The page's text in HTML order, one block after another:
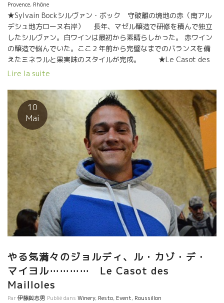
Provence, Rhône
★Sylvain Bockシルヴァン・ボック 守破離の境地の赤（南アル
デシュ地方ローヌ右岸） 長年、マゼル醸造で研修を積んで独立
したシルヴァン。白ワインは最初から素晴らしかった。 赤ワイン
の醸造で悩んでいた。ここ２年前から完璧なまでのバランスを備
えたミネラルと果実味のスタイルが完成。 ★Le Casot des
Maillolles ル・カソ・デ・マイヨル醸造 （Banyulsバニ
ックが選んだ後継者のJordyジョルディ。世界で最も美しい景色を
持つ畑で世界で最も大変な労働が必要な3.5hの畑。アランは２０
年の歳月かけて造りあげた“ザ・バニュルス”のテロワール。 バニ
ュルで最高のテロワールであることは誰もが認める事実。シスト
土壌からスーット伸びるシスト・シストなミネラル感、どこまで
もソフトなタッチに仕上げた果実味、ジョルディのセンスが光
る。 アラン・カステックの２０年の仕事をジョルディの若いセン
スでまとめたワイン。 パリの人気ワインビストロChambre Noir
シャンブル・ノワールのメンバーもここにくぎ付け。 ★Le
Temps des Cerises ル・タン・デ・スリーズ（ラングドック地
方） 今、ラングドック地方で、ワインの品質、持続性、人品とい
う観点から見て最も充実した蔵を挙げろと言われれば、私は迷わ
ずル・タン・デ・スリーズ醸造を選ぶ。アクセル・プリュファー
ルという人物が素晴らしい。驕らず、控え目で、ワインはどれを
インを造り上げてしまう。 どこまでも明るくクリアーな性格その
ものがワインに表現されている。
Lire la suite
10
Mai
やる気満々のジョルディ、ル・カゾ・デ・
マイヨル………… Le Casot des
Mailloles
Par伊藤與志男 Publié dans Winery, Resto, Event, Roussillon